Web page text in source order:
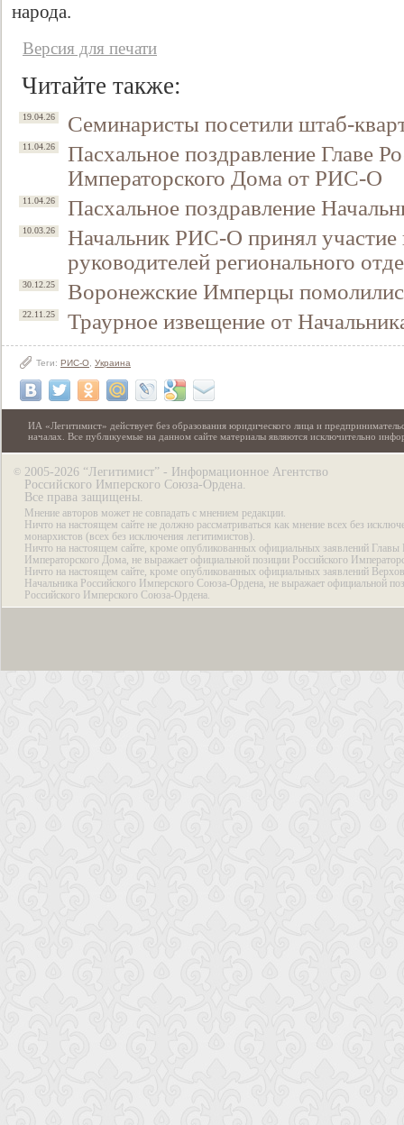
народа.
Версия для печати
Читайте также:
19.04.26 Семинаристы посетили штаб-
11.04.26
Пасхальное поздравление Главе
Императорского Дома от РИС-О
11.04.26 Пасхальное поздравление
10.03.26
Начальник РИС-О принял участие
руководителей регионального
30.12.25 Воронежские Имперцы
22.11.25 Траурное извещение от
Теги: РИС-О Украина
ИА «Легитимист» действует без образования юридического лица и
началах. Все публикуемые на данном сайте материалы являются исключительно
© 2005-2026 “Легитимист” - Информационное Агентство
Российского Имперского Союза-Ордена.
Все права защищены.
Мнение авторов может не совпадать с мнением редакции.
Ничто на настоящем сайте не должно рассматриваться как мнение всех без
монархистов (всех без исключения легитимистов).
Ничто на настоящем сайте, кроме опубликованных официальных заявлений Главы
Императорского Дома, не выражает официальной позиции Российского
Ничто на настоящем сайте, кроме опубликованных официальных заявлений
Начальника Российского Имперского Союза-Ордена, не выражает официальной
Российского Имперского Союза-Ордена.